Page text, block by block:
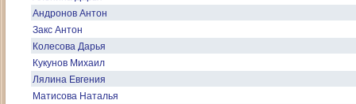
Андронов Антон
Закс Антон
Колесова Дарья
Кукунов Михаил
Лялина Евгения
Матисова Наталья